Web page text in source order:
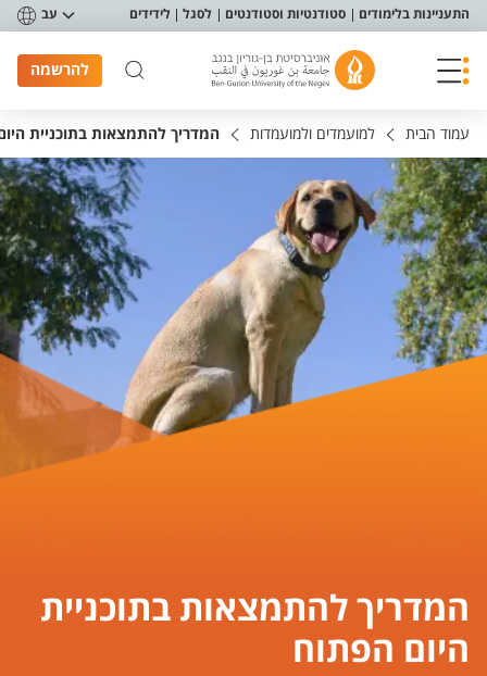
תפריט נגישות
התעניינות בלימודים סטודנטיות וסטודנטים לסגל לידידים עב
להרשמה
עמוד הבית למועמדים ולמועמדות המדריך להתמצאות בתוכניית
המדריך להתמצאות בתוכניית
היום הפתוח